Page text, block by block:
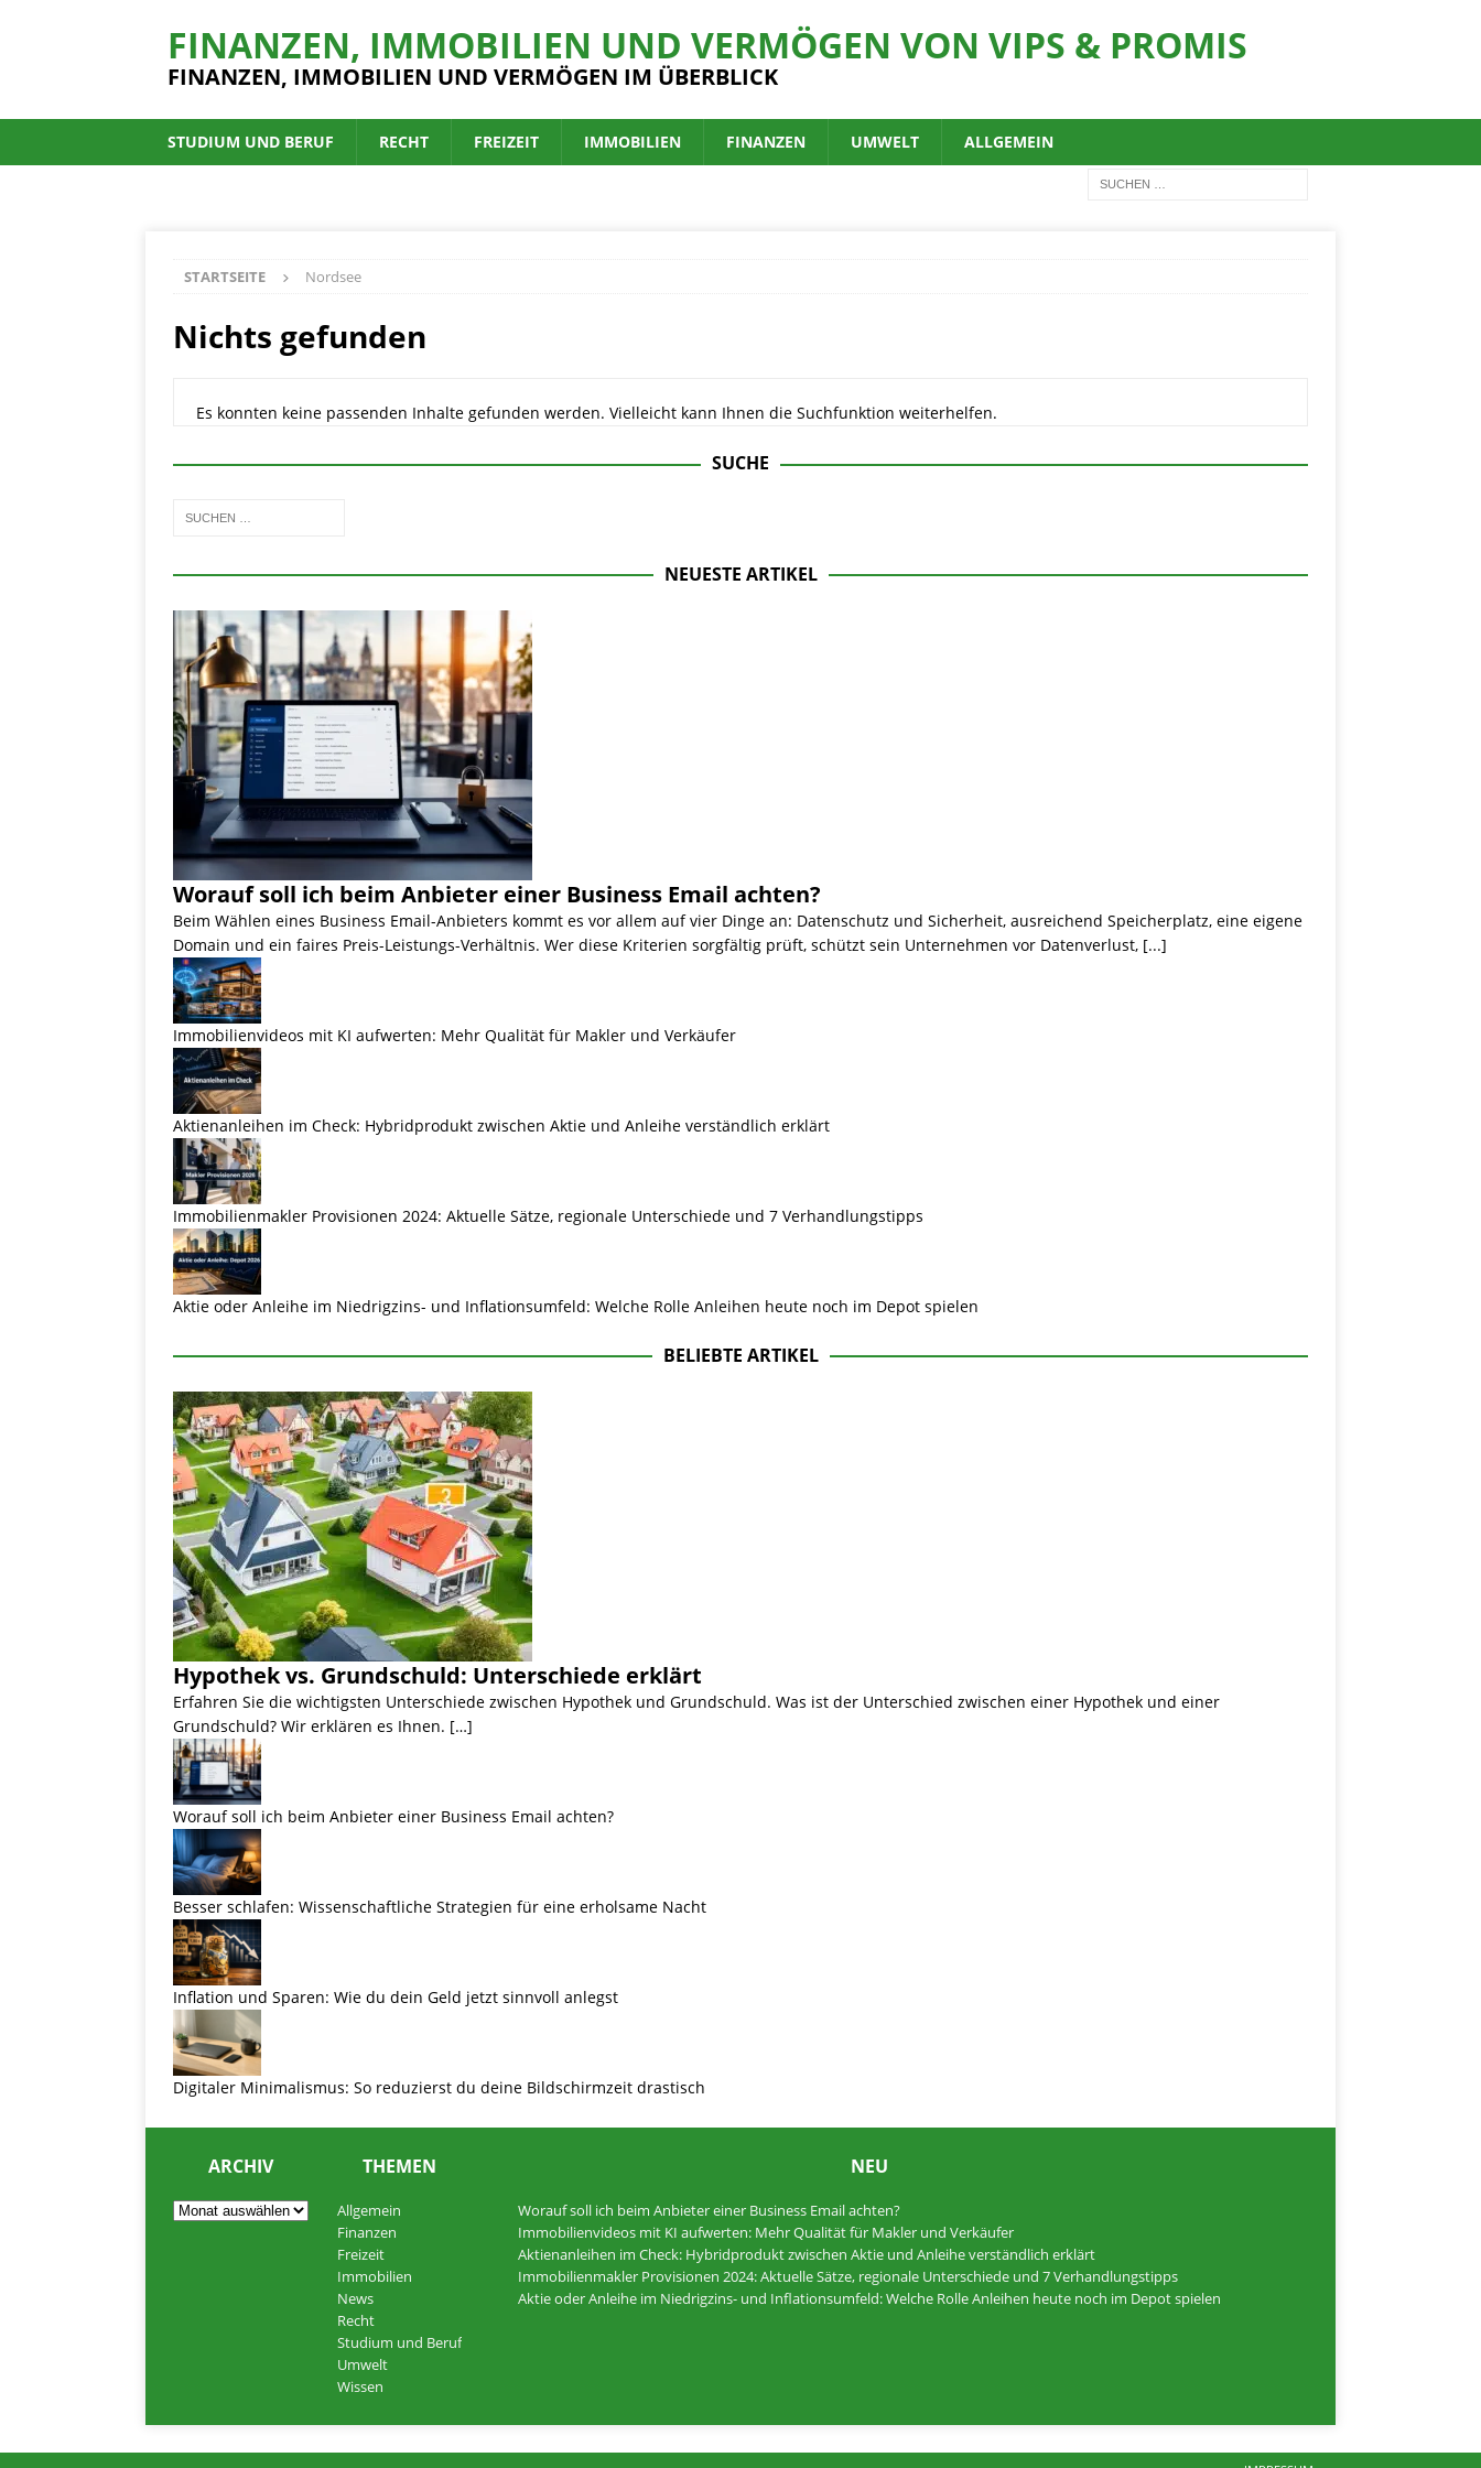
FINANZEN, IMMOBILIEN UND VERMÖGEN VON VIPS & PROMIS
FINANZEN, IMMOBILIEN UND VERMÖGEN IM ÜBERBLICK
STUDIUM UND BERUF RECHT FREIZEIT IMMOBILIEN FINANZEN UMWELT ALLGEMEIN
STARTSEITE Nordsee
Nichts gefunden
Es konnten keine passenden Inhalte gefunden werden. Vielleicht kann Ihnen die Suchfunktion weiterhelfen.
SUCHE
NEUESTE ARTIKEL
Worauf soll ich beim Anbieter einer Business Email achten?
Beim Wählen eines Business Email-Anbieters kommt es vor allem auf vier Dinge an: Datenschutz und Sicherheit, ausreichend Speicherplatz, eine eigene
Domain und ein faires Preis-Leistungs-Verhältnis. Wer diese Kriterien sorgfältig prüft, schützt sein Unternehmen vor Datenverlust, [...]
Immobilienvideos mit KI aufwerten: Mehr Qualität für Makler und Verkäufer
Aktienanleihen im Check: Hybridprodukt zwischen Aktie und Anleihe verständlich erklärt
Immobilienmakler Provisionen 2024: Aktuelle Sätze, regionale Unterschiede und 7 Verhandlungstipps
Aktie oder Anleihe im Niedrigzins- und Inflationsumfeld: Welche Rolle Anleihen heute noch im Depot spielen
BELIEBTE ARTIKEL
Hypothek vs. Grundschuld: Unterschiede erklärt
Erfahren Sie die wichtigsten Unterschiede zwischen Hypothek und Grundschuld. Was ist der Unterschied zwischen einer Hypothek und einer
Grundschuld? Wir erklären es Ihnen. […]
Worauf soll ich beim Anbieter einer Business Email achten?
Besser schlafen: Wissenschaftliche Strategien für eine erholsame Nacht
Inflation und Sparen: Wie du dein Geld jetzt sinnvoll anlegst
Digitaler Minimalismus: So reduzierst du deine Bildschirmzeit drastisch
ARCHIV THEMEN
Allgemein
Finanzen
Freizeit
Immobilien
News
Recht
Studium und Beruf
Umwelt
Wissen
NEU
Worauf soll ich beim Anbieter einer Business Email achten?
Immobilienvideos mit KI aufwerten: Mehr Qualität für Makler und Verkäufer
Aktienanleihen im Check: Hybridprodukt zwischen Aktie und Anleihe verständlich erklärt
Immobilienmakler Provisionen 2024: Aktuelle Sätze, regionale Unterschiede und 7 Verhandlungstipps
Aktie oder Anleihe im Niedrigzins- und Inflationsumfeld: Welche Rolle Anleihen heute noch im Depot spielen